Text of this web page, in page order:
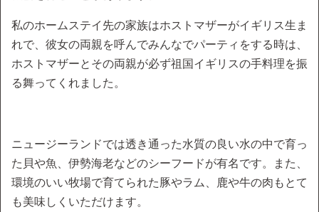
私のホームステイ先の家族はホストマザーがイギリス生ま
れで、彼女の両親を呼んでみんなでパーティをする時は、
ホストマザーとその両親が必ず祖国イギリスの手料理を振
る舞ってくれました。
ニュージーランドでは透き通った水質の良い水の中で育っ
た貝や魚、伊勢海老などのシーフードが有名です。また、
環境のいい牧場で育てられた豚やラム、鹿や牛の肉もとて
も美味しくいただけます。